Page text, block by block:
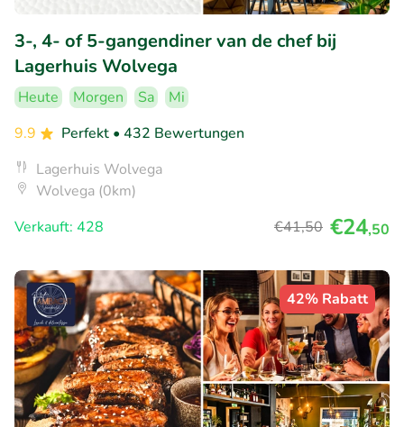
3-, 4- of 5-gangendiner van de chef bij
Lagerhuis Wolvega
Heute Morgen Sa
Mi
9.9
Perfekt • 432 Bewertungen
Lagerhuis Wolvega
Wolvega (0km)
Verkauft: 428
€41,50 €24,50
42% Rabatt